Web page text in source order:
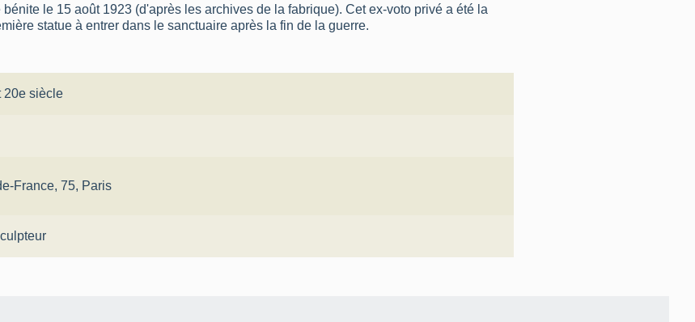
bénite le 15 août 1923 (d'après les archives de la fabrique). Cet ex-voto privé a été la
statue à entrer dans le sanctuaire après la fin de la guerre.
20e siècle
France, 75, Paris